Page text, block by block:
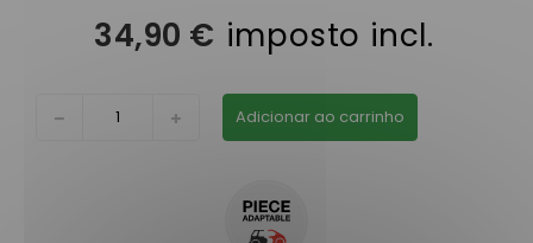
34,90 € imposto incl.
Adicionar ao carrinho